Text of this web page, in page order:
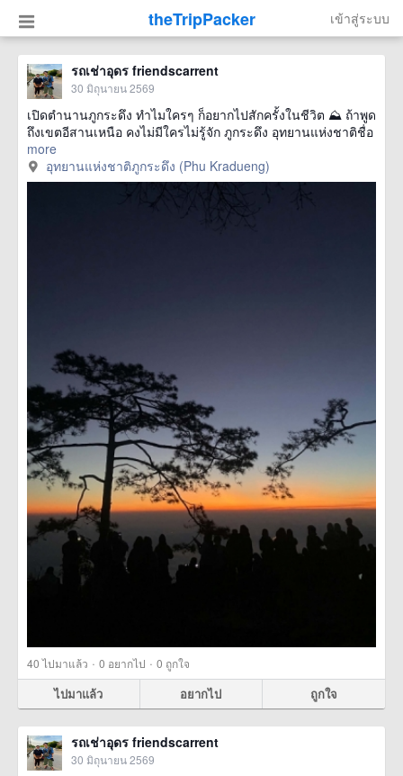
theTripPacker เข้าสู่ระบบ
รถเช่าอุดร friendscarrent
30 มิถุนายน 2569
เปิดตำนานภูกระดึง ทำไมใครๆ ก็อยากไปสักครั้งในชีวิต ⛰️ ถ้าพูด
ถึงเขตอีสานเหนือ คงไม่มีใครไม่รู้จัก ภูกระดึง อุทยานแห่งชาติชื่อ
more
อุทยานแห่งชาติภูกระดึง (Phu Kradueng)
40ไปมาแล้ว · 0 อยากไป · 0 ถูกใจ
ไปมาแล้ว อยากไป ถูกใจ
รถเช่าอุดร friendscarrent
30 มิถุนายน 2569